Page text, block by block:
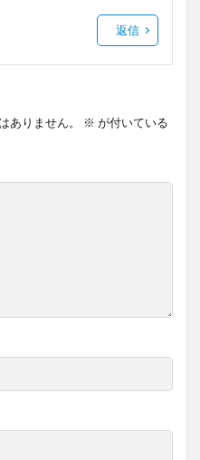
返信
ありません。 ※ が付いている